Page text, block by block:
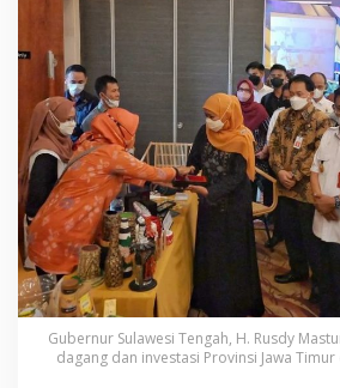
g
T
e
r
m
a
i
s
i
D
Gubernur Sulawesi Tengah, H. Rusdy
dagang dan investasi Provinsi Jawa